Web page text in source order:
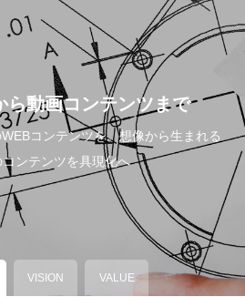
ら動画コンテンツまで
コンテンツを。想像から生まれる
ンテンツを具現化へ
VISION VALUE